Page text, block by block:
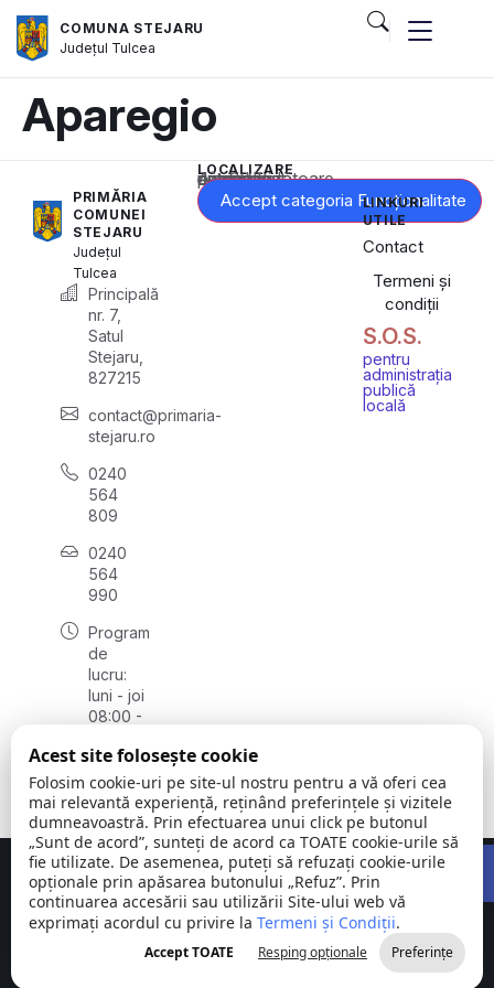
COMUNA STEJARU
Județul Tulcea
Aparegio
PRIMĂRIA
COMUNEI
STEJARU
Județul
Tulcea
Principală
nr. 7,
Satul
Stejaru,
827215
contact@primaria-
stejaru.ro
0240
564
809
0240
564
990
Program
de
lucru:
luni - joi
08:00 -
vineri
08:00 -
14:00
LOCALIZARE
Acest conținut este blocat până când acceptați categoria corespunzătoare de cookie-uri.
Accept categoria Funcționalitate
LINKURI
UTILE
Contact
Termeni și
condiții
S.O.S.
pentru
administrația
publică
locală
Comuna
Stejaru |
județul Tulcea
©
2026
Toate
drepturile
rezervate
Concept realizat deBig Media Relații Publice SRL
Acest site folosește cookie
Folosim cookie-uri pe site-ul nostru pentru a vă oferi cea
mai relevantă experiență, reținând preferințele și vizitele
dumneavoastră. Prin efectuarea unui click pe butonul
„Sunt de acord”, sunteți de acord ca TOATE cookie-urile să
fie utilizate. De asemenea, puteți să refuzați cookie-urile
opționale prin apăsarea butonului „Refuz”. Prin
continuarea accesării sau utilizării Site-ului web vă
exprimați acordul cu privire la Termeni și Condiții.
Accept TOATE Resping opționale Preferințe